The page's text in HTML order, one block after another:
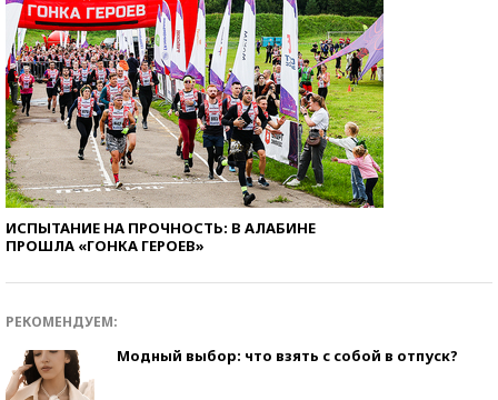
ИСПЫТАНИЕ НА ПРОЧНОСТЬ: В АЛАБИНЕ
ПРОШЛА «ГОНКА ГЕРОЕВ»
РЕКОМЕНДУЕМ:
Модный выбор: что взять с собой в отпуск?